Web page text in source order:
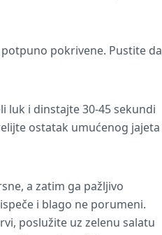
pokrivene. Pustite da
luk i dinstajte 30-45 sekundi
ostatak umućenog jajeta
a zatim ga pažljivo
i blago ne porumeni.
poslužite uz zelenu salatu